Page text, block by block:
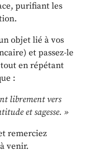
purifiant les
objet lié à vos
et passez-le
en répétant
:
librement vers
et sagesse. »
remerciez
venir.